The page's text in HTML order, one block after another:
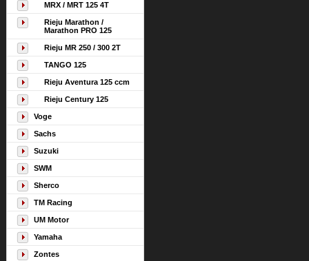
MRX / MRT 125 4T
Rieju Marathon /
Marathon PRO 125
Rieju MR 250 / 300 2T
TANGO 125
Rieju Aventura 125 ccm
Rieju Century 125
Voge
Sachs
Suzuki
SWM
Sherco
TM Racing
UM Motor
Yamaha
Zontes